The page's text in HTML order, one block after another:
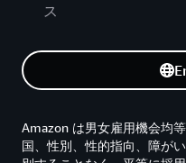
ス
Amazon は男女雇用機会均
国、性別、性的指向、障が